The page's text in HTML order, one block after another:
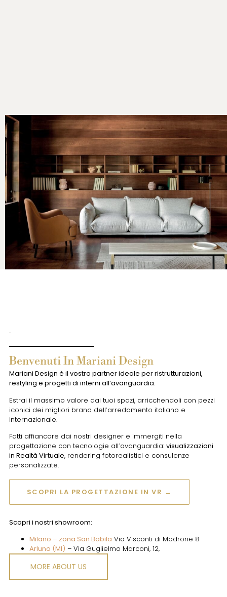
Benvenuti In Mariani Design
Mariani Design è il vostro partner ideale per ristrutturazioni,
restyling e progetti di interni all’avanguardia.
Estrai il massimo valore dai tuoi spazi, arricchendoli con pezzi
iconici dei migliori brand dell’arredamento italiano e
internazionale.
Fatti affiancare dai nostri designer e immergiti nella
progettazione con tecnologie all’avanguardia: visualizzazioni
in Realtà Virtuale, rendering fotorealistici e consulenze
personalizzate.
SCOPRI LA PROGETTAZIONE IN VR →
Scopri i nostri showroom:
Milano – zona San Babila Via Visconti di Modrone 8
Arluno (MI) – Via Guglielmo Marconi, 12,
MORE ABOUT US